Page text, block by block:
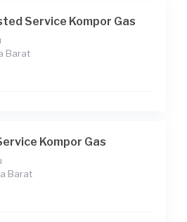
Service Kompor Gas
Barat
Kompor Gas
Barat